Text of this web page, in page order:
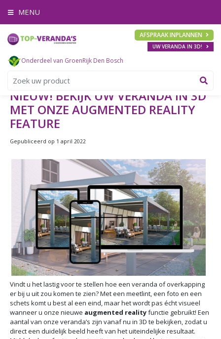
n
AFSPRAAK INPLANNEN
UW VERANDA IN 3D!
Onderdeel van GroenRijk Den Bosch
MENU
NIEUW! BEKIJK UW VERANDA IN 3D
MET ONZE AUGMENTED REALITY
FEATURE
Gepubliceerd op 1 april 2022
Vindt u het lastig voor te stellen hoe een veranda of overkapping
er bij u uit zou komen te zien? Met een meetlint, een foto en een
schets komt u best al een eind, maar het wordt pas écht visueel
wanneer u onze nieuwe augmented realityfunctie gebruikt! Een
aantal van onze veranda’s zijn vanaf nu in 3D te bekijken, zodat u
direct een duidelijk beeld heeft van het uiteindelijke resultaat.